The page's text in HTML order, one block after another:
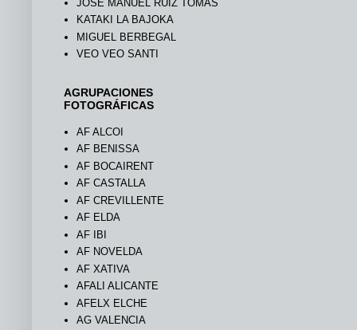
JOSÉ MANUEL RUIZ TOMÁS
KATAKI LA BAJOKA
MIGUEL BERBEGAL
VEO VEO SANTI
AGRUPACIONES
FOTOGRÁFICAS
AF ALCOI
AF BENISSA
AF BOCAIRENT
AF CASTALLA
AF CREVILLENTE
AF ELDA
AF IBI
AF NOVELDA
AF XATIVA
AFALI ALICANTE
AFELX ELCHE
AG VALENCIA